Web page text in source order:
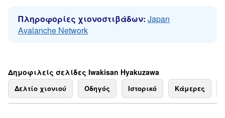
Πληροφορίες χιονοστιβάδων: Japan
Avalanche Network
Δημοφιλείς σελίδες Iwakisan Hyakuzawa
Δελτίο χιονιού Οδηγός Ιστορικό Κάμερες